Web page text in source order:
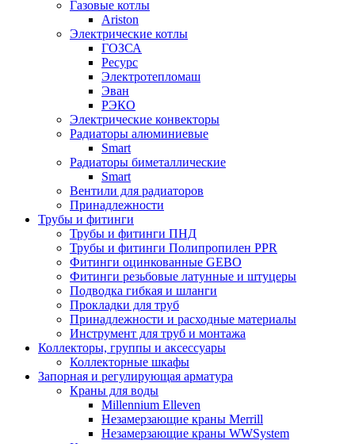
Газовые котлы
Ariston
Электрические котлы
ГОЗСА
Ресурс
Электротепломаш
Эван
РЭКО
Электрические конвекторы
Радиаторы алюминиевые
Smart
Радиаторы биметаллические
Smart
Вентили для радиаторов
Принадлежности
Трубы и фитинги
Трубы и фитинги ПНД
Трубы и фитинги Полипропилен PPR
Фитинги оцинкованные GEBO
Фитинги резьбовые латунные и штуцеры
Подводка гибкая и шланги
Прокладки для труб
Принадлежности и расходные материалы
Инструмент для труб и монтажа
Коллекторы, группы и аксессуары
Коллекторные шкафы
Запорная и регулирующая арматура
Краны для воды
Millennium Elleven
Незамерзающие краны Merrill
Незамерзающие краны WWSystem